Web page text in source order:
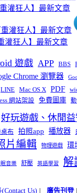
遊戲 APP BBS
Chrome 瀏覽器
LINE Mac OS X PDF
網站架設 免費圖庫
好玩遊戲、休閒益
布 拍照app 播放器
片編輯 物理遊戲 環
眠音樂 舒壓 英語學習 解
Us) | 廣告刊登|